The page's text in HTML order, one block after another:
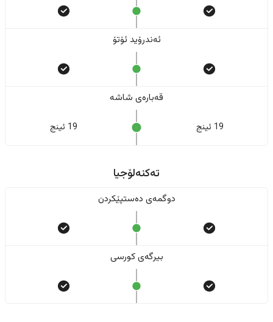
ئەندرۆید ئۆتۆ
قەبارەی شاشە
19 ئینج 19 ئینج
تەکنەلۆجیا
دوگمەی دەستپێکردن
بیرگەی کورسی